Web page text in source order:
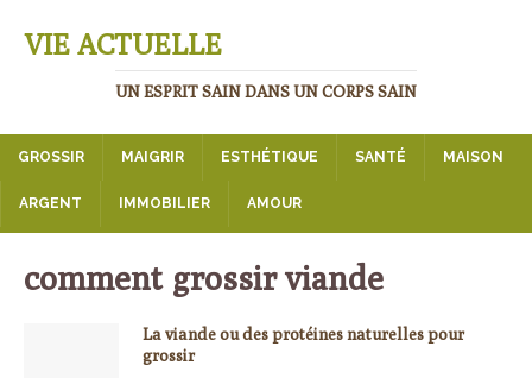
VIE ACTUELLE
UN ESPRIT SAIN DANS UN CORPS SAIN
GROSSIR MAIGRIR ESTHÉTIQUE SANTÉ MAISON
ARGENT IMMOBILIER AMOUR
comment grossir viande
La viande ou des protéines naturelles pour
grossir